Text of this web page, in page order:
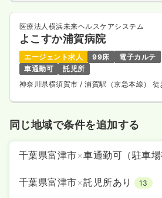
医療法人横浜未来ヘルスケアシステム
よこすか浦賀病院
エージェント求人 99床
電子カルテ
車通勤可
託児所
神奈川県横須賀市/ 浦賀駅（京急本線） 徒
同じ地域で条件を追加する
千葉県富津市×車通勤可（駐車場
千葉県富津市×託児所あり 13